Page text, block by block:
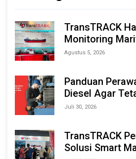
TransTRACK
Monitoring
Berbasis AI &
Agustus 5, 2026
Panduan
Diesel Agar
Tahan Lama
Juli 30, 2026
TransTRACK
Solusi Smart